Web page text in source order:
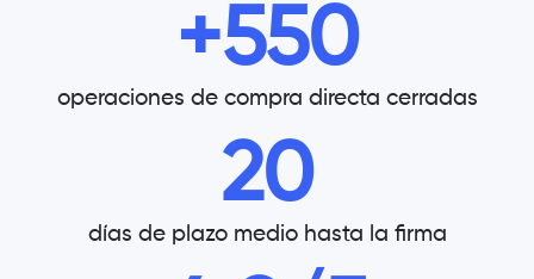
operaciones de compra directa cerradas
+550
días de plazo medio hasta la firma
20